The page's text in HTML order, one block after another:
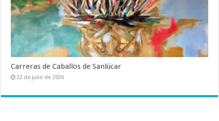
Carreras de Caballos de Sanlúcar
22 de julio de 2026